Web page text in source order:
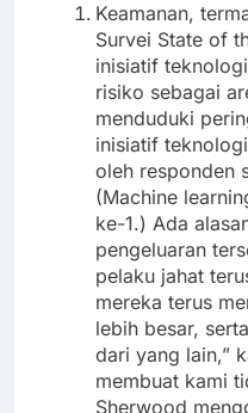
Keamanan,
Survei State of
inisiatif
risiko sebagai
menduduki
inisiatif
oleh responden
(Machine
ke-1.) Ada
pengeluaran
pelaku jahat
mereka terus
lebih besar,
dari yang lain,”
membuat kami
Sherwood